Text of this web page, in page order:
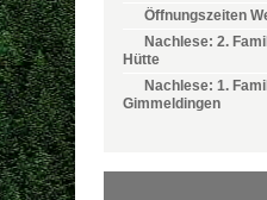
Öffnungszeiten
Nachlese: 2.
Hütte
Nachlese: 1.
Gimmeldingen